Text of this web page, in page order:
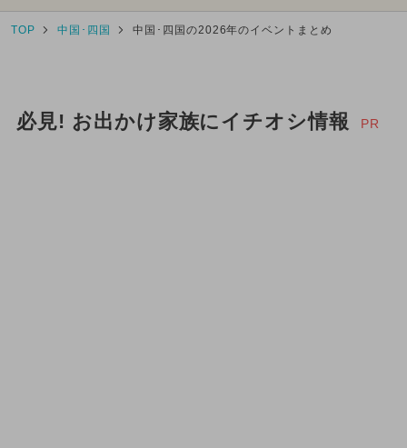
TOP 中国･四国 中国･四国の2026年のイベントまとめ
必見! お出かけ家族にイチオシ情報 PR